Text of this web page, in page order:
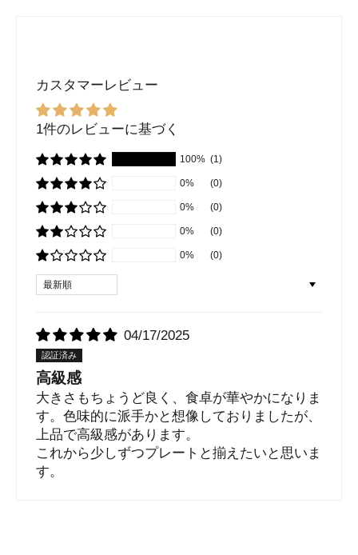
カスタマーレビュー
1件のレビューに基づく
100% (1)
0% (0)
0% (0)
0% (0)
0% (0)
Sort by
04/17/2025
高級感
大きさもちょうど良く、食卓が華やかになりま
す。色味的に派手かと想像しておりましたが、
上品で高級感があります。
これから少しずつプレートと揃えたいと思いま
す。